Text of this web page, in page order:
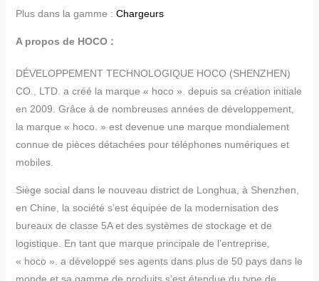
Plus dans la gamme : Chargeurs
A propos de HOCO :
DÉVELOPPEMENT TECHNOLOGIQUE HOCO (SHENZHEN)
CO., LTD. a créé la marque « hoco ». depuis sa création initiale
en 2009. Grâce à de nombreuses années de développement,
la marque « hoco. » est devenue une marque mondialement
connue de pièces détachées pour téléphones numériques et
mobiles.
Siège social dans le nouveau district de Longhua, à Shenzhen,
en Chine, la société s’est équipée de la modernisation des
bureaux de classe 5A et des systèmes de stockage et de
logistique. En tant que marque principale de l’entreprise,
« hoco ». a développé ses agents dans plus de 50 pays dans le
monde et sa gamme de produits s’est étendue du type de